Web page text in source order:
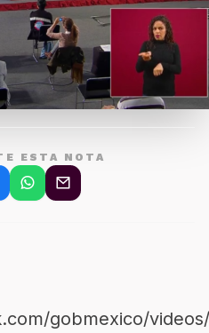
ESTA NOTA
gobmexico/